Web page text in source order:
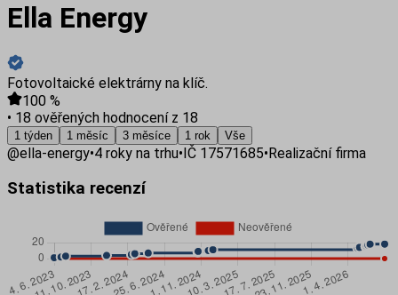
Ella Energy
Fotovoltaické elektrárny na klíč.
100 %
• 18 ověřených hodnocení z 18
1 týden 1 měsíc 3 měsíce 1 rok Vše
@ella-energy•4 roky na trhu•IČ 17571685•Realizační firma
Statistika recenzí